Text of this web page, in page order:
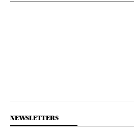
NEWSLETTERS